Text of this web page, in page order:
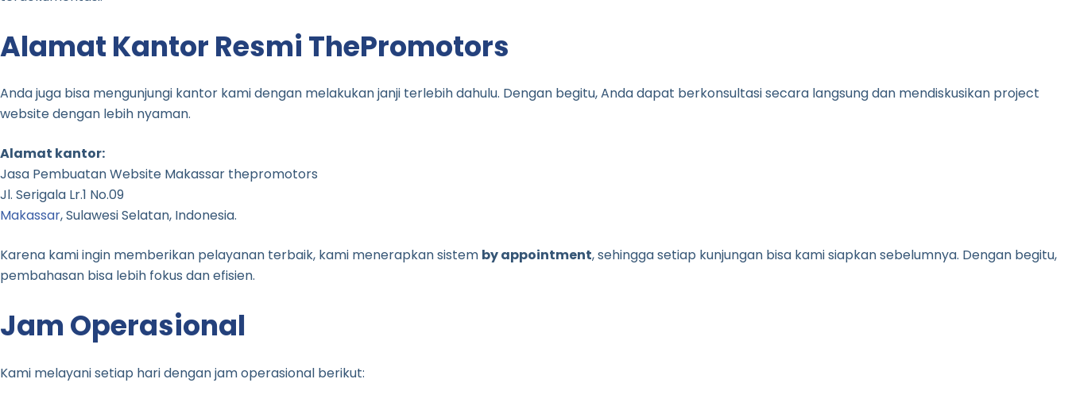
Alamat Kantor Resmi ThePromotors
Anda juga bisa mengunjungi kantor kami dengan melakukan janji terlebih dahulu. Dengan begitu, Anda dapat berkonsultasi secara langsung dan mendiskusikan project
website dengan lebih nyaman.
Alamat kantor:
Jasa Pembuatan Website Makassar thepromotors
Jl. Serigala Lr.1 No.09
Makassar, Sulawesi Selatan, Indonesia.
Karena kami ingin memberikan pelayanan terbaik, kami menerapkan sistem by appointment, sehingga setiap kunjungan bisa kami siapkan sebelumnya. Dengan begitu,
pembahasan bisa lebih fokus dan efisien.
Jam Operasional
Kami melayani setiap hari dengan jam operasional berikut: